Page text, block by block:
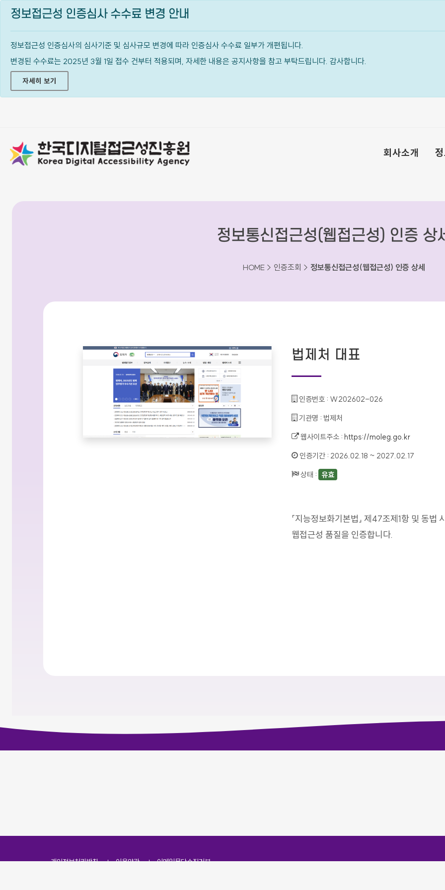
정보접근성 인증심사 수수료 변경 안내
정보접근성 인증심사의 심사기준 및 심사규모 변경에 따라 인증심사 수수료 일부가 개편됩니다.
변경된 수수료는 2025년 3월 1일 접수 건부터 적용되며, 자세한 내용은 공지사항을 참고 부탁드립니다. 감사합니다.
자세히 보기
회사소개
정보통신접근성(웹접근성) 인증 상
HOME > 인증조회 > 정보통신접근성(웹접근성) 인증 상세
법제처 대표
인증번호 : W202602-026
기관명 : 법제처
웹사이트주소 :https://moleg.go.kr
인증기간 : 2026.02.18 ~ 2027.02.17
상태 : 유효
「지능정보화기본법」 제47조제1항 및 동
웹접근성 품질을 인증합니다.
개인정보처리방침 이용약관 이메일무단수집거부